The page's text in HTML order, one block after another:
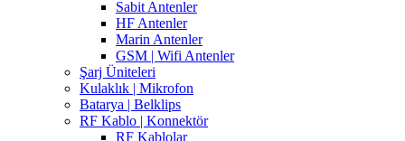
Sabit Antenler
HF Antenler
Marin Antenler
GSM | Wifi Antenler
Şarj Üniteleri
Kulaklık | Mikrofon
Batarya | Belklips
RF Kablo | Konnektör
RF Kablolar